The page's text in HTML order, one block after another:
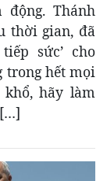
Thánh
thời gian, đã
sức’ cho
trong hết mọi
hãy làm